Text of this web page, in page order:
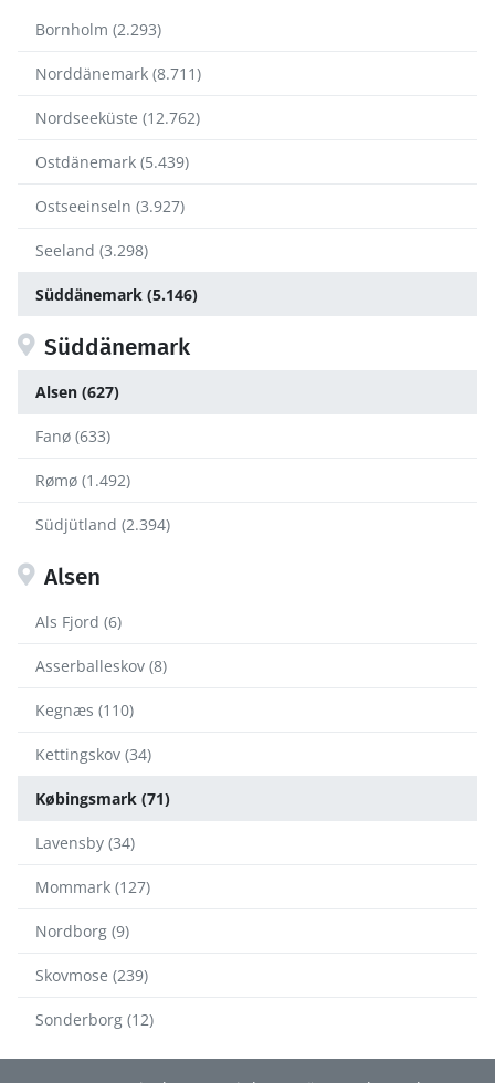
Bornholm (2.293)
Norddänemark (8.711)
Nordseeküste (12.762)
Ostdänemark (5.439)
Ostseeinseln (3.927)
Seeland (3.298)
Süddänemark (5.146)
Süddänemark
Alsen (627)
Fanø (633)
Rømø (1.492)
Südjütland (2.394)
Alsen
Als Fjord (6)
Asserballeskov (8)
Kegnæs (110)
Kettingskov (34)
Købingsmark (71)
Lavensby (34)
Mommark (127)
Nordborg (9)
Skovmose (239)
Sonderborg (12)